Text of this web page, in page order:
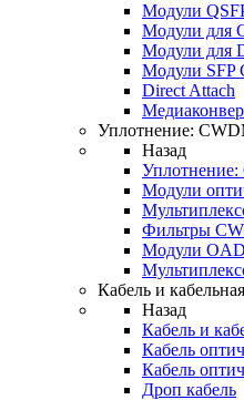
Модули
Модули для
Модули для
Модули SFP
Direct Attach
Уплотнение:
Назад
Модули
Фильтры
Модули
Кабель и
Назад
Кабель и
Кабель
Кабель
Дроп кабель